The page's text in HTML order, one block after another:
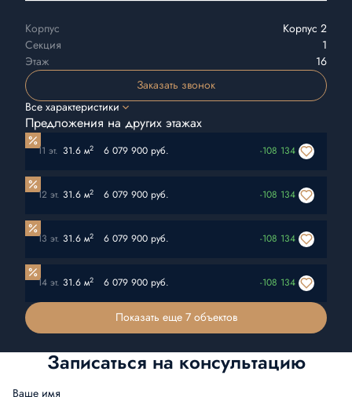
Корпус
Корпус 2
Секция
1
Этаж
16
Заказать звонок
Все характеристики
Предложения на других этажах
11 эт. 31.6 м2 6 079 900 руб. -108 134
12 эт. 31.6 м2 6 079 900 руб. -108 134
13 эт. 31.6 м2 6 079 900 руб. -108 134
14 эт. 31.6 м2 6 079 900 руб. -108 134
Показать еще 7 объектов
Записаться на консультацию
Ваше имя